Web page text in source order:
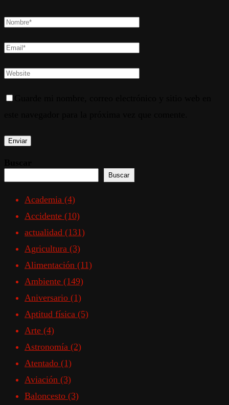
Buscar
Academia (4)
Accidente (10)
actualidad (131)
Agricultura (3)
Alimentación (11)
Ambiente (149)
Aniversario (1)
Aptitud física (5)
Arte (4)
Astronomía (2)
Atentado (1)
Aviación (3)
Baloncesto (3)